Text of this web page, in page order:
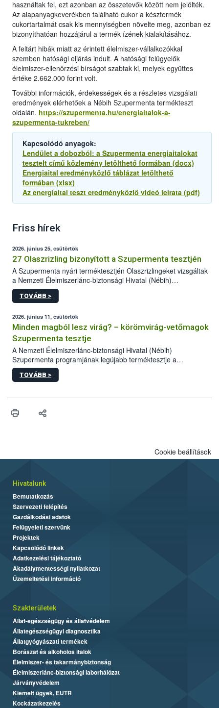
használtak fel, ezt azonban az összetevők között nem jelölték.
Az alapanyagkeverékben található cukor a késztermék
cukortartalmát csak kis mennyiségben növelte meg, azonban ez
bizonyíthatóan hozzájárul a termék ízének kialakításához.
A feltárt hibák miatt az érintett élelmiszer-vállalkozókkal
szemben hatósági eljárás indult. A hatósági felügyelők
élelmiszer-ellenőrzési bírságot szabtak ki, melyek együttes
értéke 2.662.000 forint volt.
További információk, érdekességek és a részletes vizsgálati
eredmények elérhetőek a Nébih Szupermenta termékteszt
oldalán. https://szupermenta.hu/energiaitalok-a-
szupermenta-tukreben/
Kapcsolódó anyagok:
Lendület a dobozból: a Szupermenta energiaitalokat
tesztelt című közlemény letölthető formában (docx)
Energiaital eredményközlő táblázat letölthető
formában (xlsx)
Az energiaital teszt eredményközlő videó leirata (pdf)
Friss hírek
2026. június 25, csütörtök
27 Olaszrizling bizonyított a Szupermenta tesztjén
A Szupermenta nyári terméktesztjén Olaszrizlingeket vizsgáltak
a Nemzeti Élelmiszerlánc-biztonsági Hivatal (Nébih)
szakemberei. Összesen 27 bor került „nagyító alá”, melyek az
élelmiszerbiztonsági és -minőségi vizsgálatok, valamint a
vizsgálaton az is kiderült, melyek a kóstolók által
legkedveltebbnek ítélt Olaszrizlingek.
TOVÁBB >
2026. június 11, csütörtök
Minden magból lesz virág? – körömvirág-vetőmagok
Szupermenta tesztje
A Nemzeti Élelmiszerlánc-biztonsági Hivatal (Nébih)
Szupermenta programjának legújabb terméktesztje a
körömvirág-vetőmagokra fókuszált. A hatósági vizsgálatokon a
szakemberek 16 kereskedelmi forgalomban kapható terméket
meg a jogszabályi előírásoknak, egy további termék pedig a
felügyelők mind a négy esetben eljárást indítottak és elrendelték
folytatódik a növények fejlődésének nyomonkövetésével.
TOVÁBB >
Cookie beállítások
Hivatalunk
Bemutatkozás
Szervezeti felépítés
Gazdálkodási adatok
Felügyeleti szervünk
Projektek
Kapcsolódó linkek
Adatkezelési tájékoztató
Akadálymentességi nyilatkozat
Üzemeltetési információ
Szakterületek
Állat-egészségügy és állatvédelem
Állategészségügyi diagnosztika
Állatgyógyászati termékek
Borászat és alkoholos italok
Élelmiszer- és takarmánybiztonság
Élelmiszerlánc-biztonsági laborhálózat
Járványvédelem
Kiemelt ügyek, EUTR
Kockázatkezelés